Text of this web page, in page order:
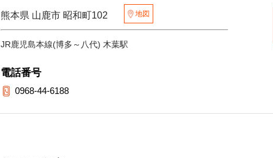
熊本県 山鹿市 昭和町102 地図
JR鹿児島本線(博多～八代) 木葉駅
電話番号
0968-44-6188